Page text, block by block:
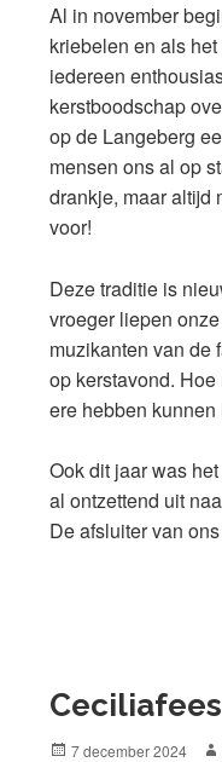
Al in november
kriebelen en als
iedereen
kerstboodschap
op de Langeberg
mensen ons al op
drankje, maar altijd
voor!
Deze traditie is
vroeger liepen
muzikanten van de
op kerstavond.
ere hebben kunnen
Ook dit jaar was
al ontzettend uit
De afsluiter van
Posted
7 december 2024